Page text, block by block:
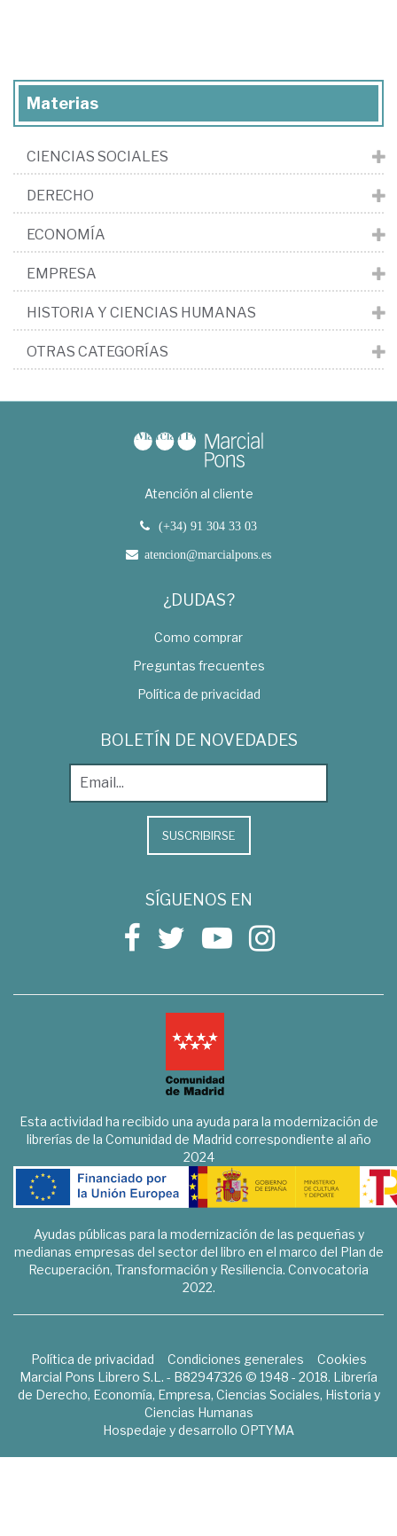
Materias
CIENCIAS SOCIALES
DERECHO
ECONOMÍA
EMPRESA
HISTORIA Y CIENCIAS HUMANAS
OTRAS CATEGORÍAS
Atención al cliente
(+34) 91 304 33 03
atencion@marcialpons.es
¿DUDAS?
Como comprar
Preguntas frecuentes
Política de privacidad
BOLETÍN DE NOVEDADES
SUSCRIBIRSE
SÍGUENOS EN
Esta actividad ha recibido una ayuda para la modernización de
librerías de la Comunidad de Madrid correspondiente al año
2024
Ayudas públicas para la modernización de las pequeñas y
medianas empresas del sector del libro en el marco del Plan de
Recuperación, Transformación y Resiliencia. Convocatoria
2022.
Política de privacidad Condiciones generales
Cookies
Marcial Pons Librero S.L. - B82947326 © 1948 - 2018. Librería
de Derecho, Economía, Empresa, Ciencias Sociales, Historia y
Ciencias Humanas
Hospedaje y desarrollo OPTYMA